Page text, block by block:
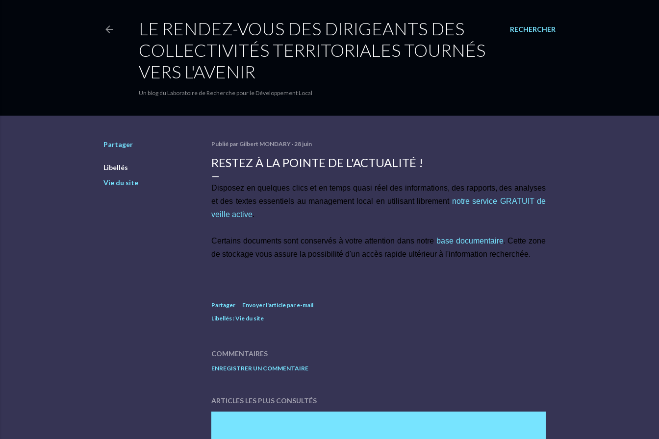
RECHERCHER
LE RENDEZ-VOUS DES DIRIGEANTS DES
COLLECTIVITÉS TERRITORIALES TOURNÉS
VERS L'AVENIR
Un blog du Laboratoire de Recherche pour le Développement Local
Partager
Libellés
Vie du site
Publié par Gilbert MONDARY 28 juin
RESTEZ À LA POINTE DE L'ACTUALITÉ !
Disposez en quelques clics et en temps quasi réel des informations, des rapports, des analyses
et des textes essentiels au management local en utilisant librement notre service GRATUIT de
veille active.
Certains documents sont conservés à votre attention dans notre base documentaire. Cette zone
de stockage vous assure la possibilité d'un accès rapide ultérieur à l'information recherchée.
Partager
Envoyer l'article par e-mail
Libellés :Vie du site
COMMENTAIRES
ENREGISTRER UN COMMENTAIRE
ARTICLES LES PLUS CONSULTÉS